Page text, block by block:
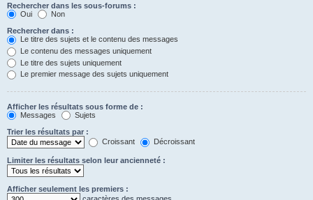
Rechercher dans les sous-forums :
Oui
Non
Rechercher dans :
Le titre des sujets et le contenu des messages
Le contenu des messages uniquement
Le titre des sujets uniquement
Le premier message des sujets uniquement
Afficher les résultats sous forme de :
Messages
Sujets
Trier les résultats par :
Croissant
Décroissant
Limiter les résultats selon leur ancienneté :
Afficher seulement les premiers :